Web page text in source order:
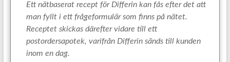
Ett nätbaserat recept för Differin kan fås efter det att
man fyllt i ett frågeformulär som finns på nätet.
Receptet skickas därefter vidare till ett
postordersapotek, varifrån Differin sänds till kunden
inom en dag.